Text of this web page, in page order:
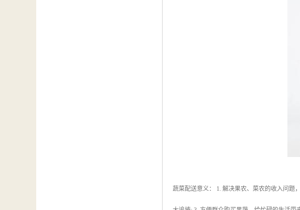
蔬菜配送意义： 1. 解决果农、菜农的收入问题